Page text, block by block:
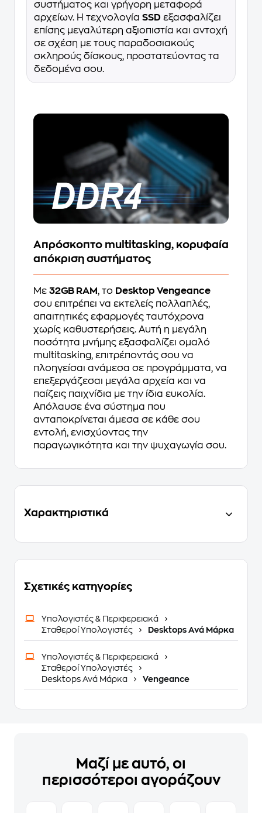
συστήματος και γρήγορη μεταφορά
αρχείων. Η τεχνολογία SSD εξασφαλίζει
επίσης μεγαλύτερη αξιοπιστία και αντοχή
σε σχέση με τους παραδοσιακούς
σκληρούς δίσκους, προστατεύοντας τα
δεδομένα σου.
Απρόσκοπτο multitasking, κορυφαία
απόκριση συστήματος
Με 32GB RAM, το Desktop Vengeance
σου επιτρέπει να εκτελείς πολλαπλές,
απαιτητικές εφαρμογές ταυτόχρονα
χωρίς καθυστερήσεις. Αυτή η μεγάλη
ποσότητα μνήμης εξασφαλίζει ομαλό
multitasking, επιτρέποντάς σου να
πλοηγείσαι ανάμεσα σε προγράμματα, να
επεξεργάζεσαι μεγάλα αρχεία και να
παίζεις παιχνίδια με την ίδια ευκολία.
Απόλαυσε ένα σύστημα που
ανταποκρίνεται άμεσα σε κάθε σου
εντολή, ενισχύοντας την
παραγωγικότητα και την ψυχαγωγία σου.
Χαρακτηριστικά
Σχετικές κατηγορίες
Υπολογιστές & Περιφερειακά
Σταθεροί Υπολογιστές
Desktops Ανά Μάρκα
Υπολογιστές & Περιφερειακά
Σταθεροί Υπολογιστές
Desktops Ανά Μάρκα
Vengeance
Μαζί με αυτό, οι
περισσότεροι αγοράζουν